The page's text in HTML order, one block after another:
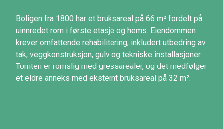
Boligen fra 1800 har et bruksareal på 66 m² fordelt på
uinnredet rom i første etasje og hems. Eiendommen
krever omfattende rehabilitering, inkludert utbedring av
tak, veggkonstruksjon, gulv og tekniske installasjoner.
Tomten er romslig med gressarealer, og det medfølger
et eldre anneks med eksternt bruksareal på 32 m².